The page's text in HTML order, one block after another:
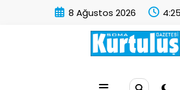
8 Ağustos 2026